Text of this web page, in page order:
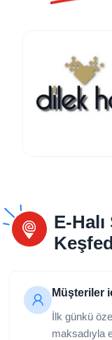
E-
Müşteriler
İlk günkü
maksadıyla